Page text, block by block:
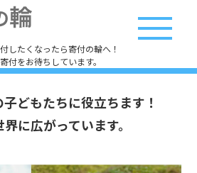
したくなったら寄付の輪へ！
付をお待ちしています。
どもたちに役立ちます！
に広がっています。